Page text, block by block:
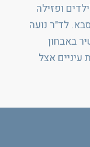
ופזילה
לד"ר נועה
באבחון
עיניים אצל